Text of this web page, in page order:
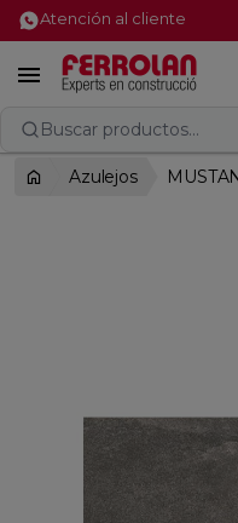
Atención al cliente

Buscar productos...
Azulejos